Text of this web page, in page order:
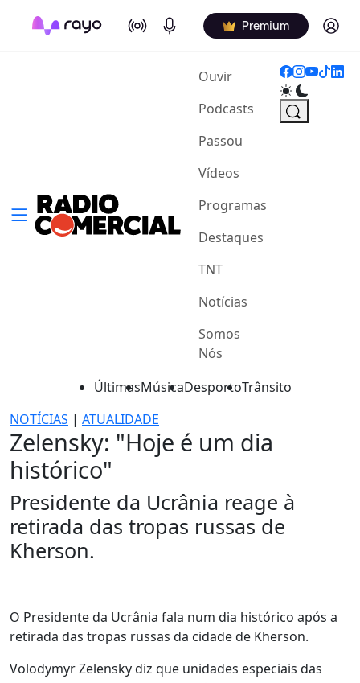
On Air Podcasts Premium Log in
Ouvir(current)
Podcasts
Passou
Vídeos
Programas
Destaques
TNT
Notícias
Somos
Nós
ÚltimasMúsicaDesportoTrânsito
NOTÍCIAS | ATUALIDADE
Zelensky: "Hoje é um dia
histórico"
Presidente da Ucrânia reage à
retirada das tropas russas de
Kherson.
O Presidente da Ucrânia fala num dia histórico após a
retirada das tropas russas da cidade de Kherson.
Volodymyr Zelensky diz que unidades especiais das